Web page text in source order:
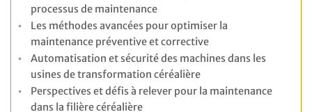
processus de maintenance
Les méthodes avancées pour optimiser la
maintenance préventive et corrective
Automatisation et sécurité des machines dans les
usines de transformation céréalière
Perspectives et défis à relever pour la maintenance
dans la filière céréalière